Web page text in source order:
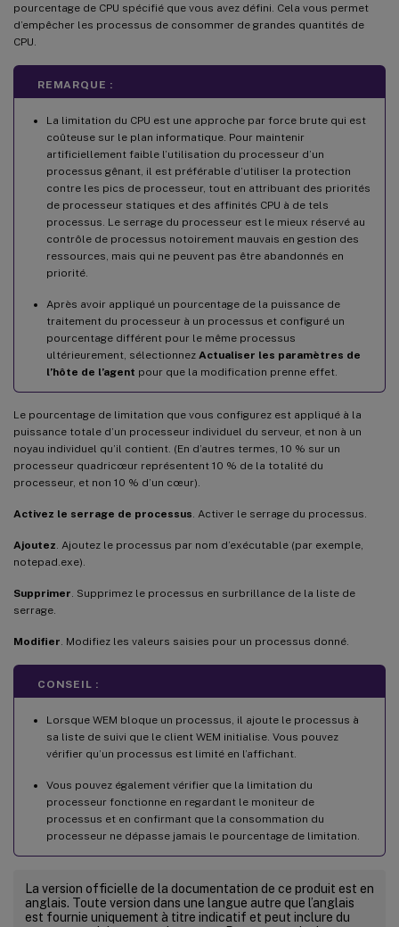
pourcentage de CPU spécifié que vous avez défini. Cela vous permet
d’empêcher les processus de consommer de grandes quantités de
CPU.
REMARQUE :
La limitation du CPU est une approche par force brute qui est
coûteuse sur le plan informatique. Pour maintenir
artificiellement faible l’utilisation du processeur d’un
processus gênant, il est préférable d’utiliser la protection
contre les pics de processeur, tout en attribuant des priorités
de processeur statiques et des affinités CPU à de tels
processus. Le serrage du processeur est le mieux réservé au
contrôle de processus notoirement mauvais en gestion des
ressources, mais qui ne peuvent pas être abandonnés en
priorité.
Après avoir appliqué un pourcentage de la puissance de
traitement du processeur à un processus et configuré un
pourcentage différent pour le même processus
ultérieurement, sélectionnez Actualiser les paramètres de
l’hôte de l’agent pour que la modification prenne effet.
Le pourcentage de limitation que vous configurez est appliqué à la
puissance totale d’un processeur individuel du serveur, et non à un
noyau individuel qu’il contient. (En d’autres termes, 10 % sur un
processeur quadricœur représentent 10 % de la totalité du
processeur, et non 10 % d’un cœur).
Activez le serrage de processus . Activer le serrage du processus.
Ajoutez . Ajoutez le processus par nom d’exécutable (par exemple,
notepad.exe).
Supprimer . Supprimez le processus en surbrillance de la liste de
serrage.
Modifier . Modifiez les valeurs saisies pour un processus donné.
CONSEIL :
Lorsque WEM bloque un processus, il ajoute le processus à
sa liste de suivi que le client WEM initialise. Vous pouvez
vérifier qu’un processus est limité en l’affichant.
Vous pouvez également vérifier que la limitation du
processeur fonctionne en regardant le moniteur de
processus et en confirmant que la consommation du
processeur ne dépasse jamais le pourcentage de limitation.
La version officielle de la documentation de ce produit est en
anglais. Toute version dans une langue autre que l’anglais
est fournie uniquement à titre indicatif et peut inclure du